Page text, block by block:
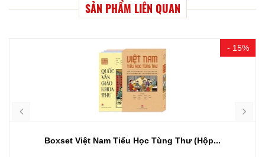
SẢN PHẨM LIÊN QUAN
- 15%
Boxset Việt Nam Tiểu Học Tùng Thư (Hộp...